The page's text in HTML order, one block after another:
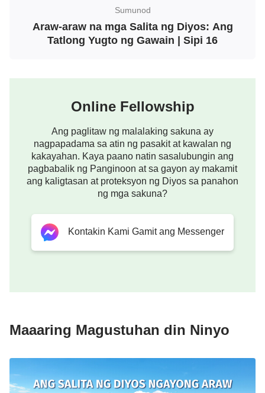
kuwentang lumang argumento upang “pagtibayin”
ang gawain ng Banal na Espiritu. Nagkukunwari din
sila, at lubos na kumbinsido sa sarili nilang
ang gayong mga tao, at hindi ba sila aalisin
pagsapit ng bagong kapanahunan? Hindi ba mga
kasuklam-suklam na taong mangmang at kulang sa
kaalaman yaong mga humaharap sa Diyos at
lantaran Siyang kinokontra, na nagpapakita lamang
kung gaano sila katalino? Sa taglay nilang kaunting
magwala sa “akademya” ng mundo; taglay ang
isang mababaw na doktrina para turuan ang mga
sa isang sulyap ang 6,000 taon ng gawain ng Diyos.
maraming kaalaman ang mga tao tungkol sa Diyos,
Sumunod
Araw-araw na mga Salita ng Diyos: Ang
Tatlong Yugto ng Gawain | Sipi 16
Online Fellowship
Ang paglitaw ng malalaking sakuna ay
nagpapadama sa atin ng pasakit at kawalan ng
kakayahan. Kaya paano natin sasalubungin ang
pagbabalik ng Panginoon at sa gayon ay makamit
ang kaligtasan at proteksyon ng Diyos sa panahon
ng mga sakuna?
Kontakin Kami Gamit ang Messenger
Maaaring Magustuhan din Ninyo